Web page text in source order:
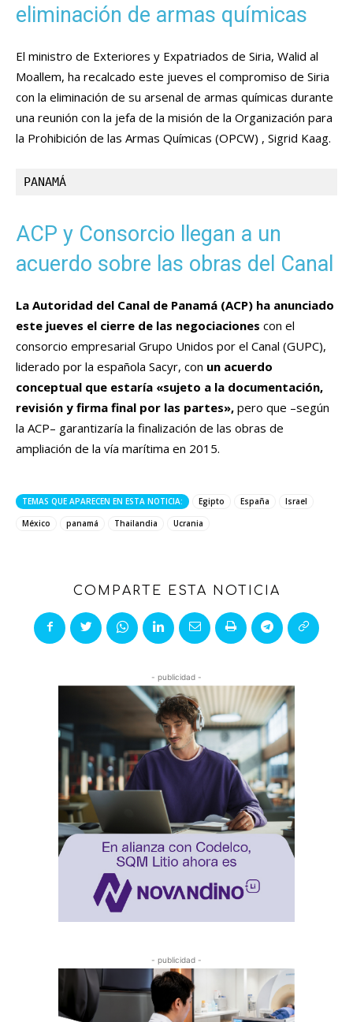
eliminación de armas químicas
El ministro de Exteriores y Expatriados de Siria, Walid al
Moallem, ha recalcado este jueves el compromiso de Siria
con la eliminación de su arsenal de armas químicas durante
una reunión con la jefa de la misión de la Organización para
la Prohibición de las Armas Químicas (OPCW) , Sigrid Kaag.
PANAMÁ
ACP y Consorcio llegan a un
acuerdo sobre las obras del Canal
La Autoridad del Canal de Panamá (ACP) ha anunciado
este jueves el cierre de las negociaciones con el
consorcio empresarial Grupo Unidos por el Canal (GUPC),
liderado por la española Sacyr, con un acuerdo
conceptual que estaría «sujeto a la documentación,
revisión y firma final por las partes», pero que –según
la ACP– garantizaría la finalización de las obras de
ampliación de la vía marítima en 2015.
TEMAS QUE APARECEN EN ESTA NOTICIA: Egipto España
Israel
México
panamá Thailandia Ucrania
COMPARTE ESTA NOTICIA
- publicidad -
- publicidad -